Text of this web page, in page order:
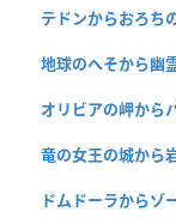
テドンからおろち
地球のへそから幽
オリビアの岬から
竜の女王の城から
ドムドーラからゾ